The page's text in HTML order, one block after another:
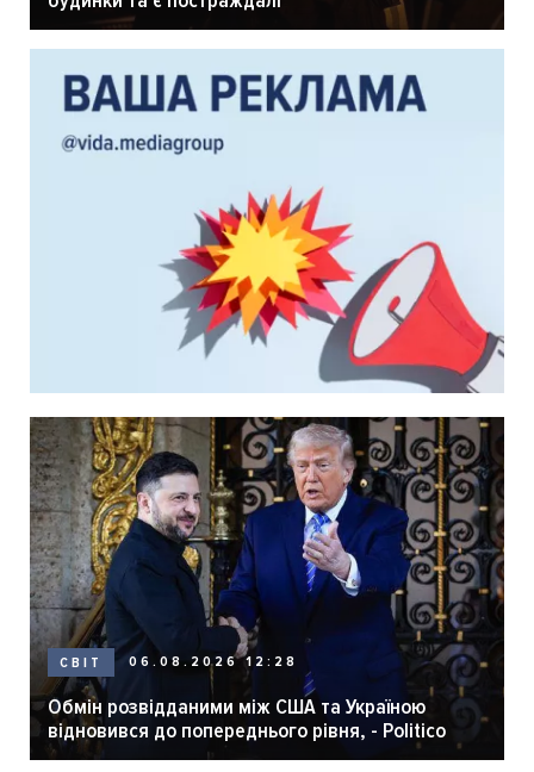
СВІТ 06.08.2026 12:28
Обмін розвідданими між США та Україною
відновився до попереднього рівня, - Politico